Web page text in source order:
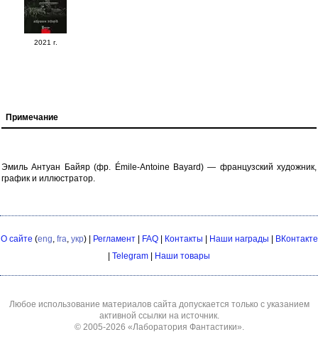
2021 г.
Примечание
Эмиль Антуан Байяр (фр. Émile-Antoine Bayard) — французский художник,
график и иллюстратор.
О сайте (eng, fra, укр) | Регламент| FAQ| Контакты Наши награды
ВКонтакте
Telegram Наши товары
Любое использование материалов сайта допускается только с указанием
активной ссылки на источник.
© 2005-2026 «Лаборатория Фантастики».